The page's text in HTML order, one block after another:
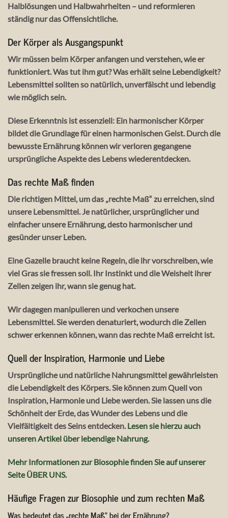
Halblösungen und Halbwahrheiten – und reformieren
ständig nur das Offensichtliche.
Der Körper als Ausgangspunkt
Wir müssen beim Körperanfangen und verstehen, wie er
funktioniert. Was tut ihm gut? Was erhält seine Lebendigkeit?
Lebensmittel sollten so natürlich, unverfälscht und lebendig
wie möglich sein.
Diese Erkenntnis ist essenziell: Ein harmonischer Körper
bildet die Grundlage für einen harmonischen Geist. Durch die
bewusste Ernährung können wir verloren gegangene
ursprüngliche Aspekte des Lebens wiederentdecken.
Das rechte Maß finden
Die richtigen Mittel, um das „rechte Maß“ zu erreichen, sind
unsere Lebensmittel. Je natürlicher, ursprünglicher und
einfacher unsere Ernährung, desto harmonischer und
gesünder unser Leben.
Eine Gazelle braucht keine Regeln, die ihr vorschreiben, wie
viel Gras sie fressen soll. IhrInstinkt und die Weisheit ihrer
Zellen zeigen ihr, wann sie genug hat.
Wir dagegen manipulieren und verkochen unsere
Lebensmittel. Sie werden denaturiert, wodurch die Zellen
schwer erkennen können, wann das rechte Maßerreicht ist.
Quell der Inspiration, Harmonie und Liebe
Ursprüngliche und natürliche Nahrungsmittel gewährleisten
dieLebendigkeit des Körpers. Sie können zumQuell von
Inspiration, Harmonie und Liebewerden. Sie lassen uns die
Schönheit der Erde, das Wunder des Lebens und die
Vielfältigkeit des Seins entdecken.Lesen sie hierzu auch
unseren Artikel über lebendige Nahrung.
Mehr Informationen zur Biosophie finden Sie auf unserer
Seite ÜBER UNS.
Häufige Fragen zur Biosophie und zum rechten Maß
Was bedeutet das „rechte Maß“ bei der Ernährung?